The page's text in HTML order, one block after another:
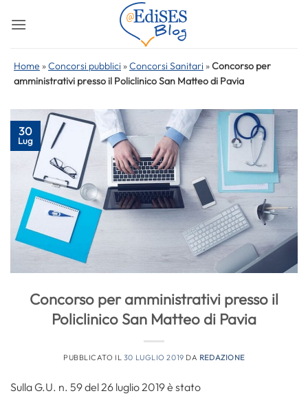
Home »Concorsi pubblici »Concorsi Sanitari »Concorso per
amministrativi presso il Policlinico San Matteo di Pavia
30
Lug
Concorso per amministrativi presso il
Policlinico San Matteo di Pavia
PUBBLICATO IL 30 LUGLIO 2019 DA REDAZIONE
Sulla G.U. n. 59 del 26 luglio 2019 è stato